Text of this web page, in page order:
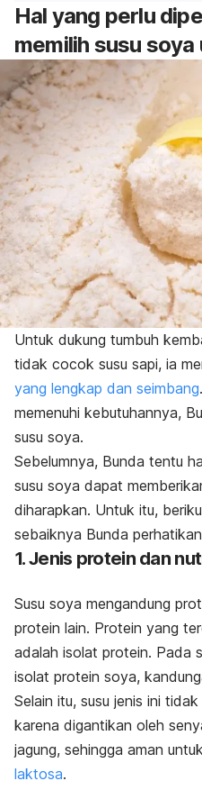
Hal yang perlu
memilih susu soya
Untuk dukung tumbuh
tidak cocok susu sapi, ia
yang lengkap dan seimbang
memenuhi kebutuhannya,
susu soya.
Sebelumnya, Bunda tentu
susu soya dapat
diharapkan. Untuk itu,
sebaiknya Bunda
1. Jenis protein dan
Susu soya mengandung
protein lain. Protein yang
adalah isolat protein. Pada
isolat protein soya,
Selain itu, susu jenis ini
karena digantikan oleh
jagung, sehingga aman
laktosa.